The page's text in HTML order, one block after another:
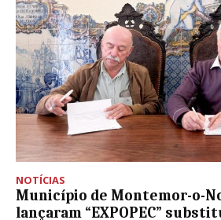
NOTÍCIAS
Município de Montemor-o-
lançaram “EXPOPEC”